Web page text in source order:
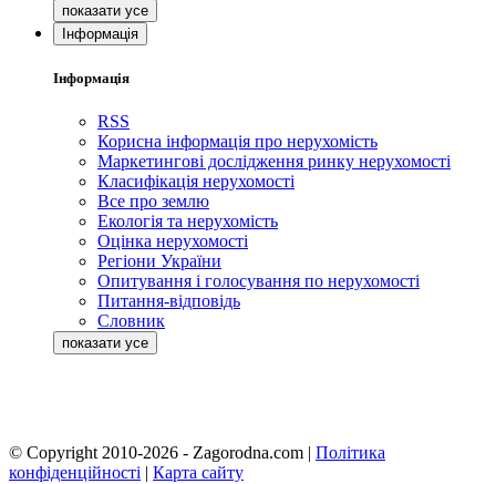
Інформація
Інформація
RSS
Корисна інформація про нерухомість
Маркетингові дослідження ринку нерухомості
Класифікація нерухомості
Все про землю
Екологія та нерухомість
Оцінка нерухомості
Регіони України
Опитування і голосування по нерухомості
Питання-відповідь
Словник
© Copyright 2010-2026 - Zagorodna.com | Політика
конфіденційності | Карта сайту